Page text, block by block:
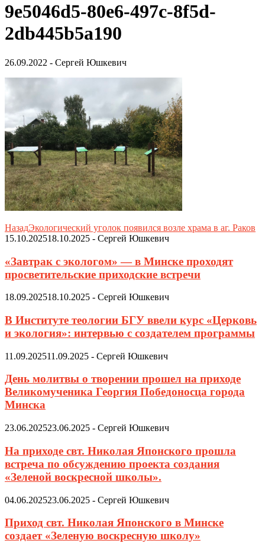
9e5046d5-80e6-497c-8f5d-
2db445b5a190
26.09.2022 - Сергей Юшкевич
НазадЭкологический уголок появился возле храма в аг. Раков
15.10.202518.10.2025 - Сергей Юшкевич
«Завтрак с экологом» — в Минске проходят
просветительские приходские встречи
18.09.202518.10.2025 - Сергей Юшкевич
В Институте теологии БГУ ввели курс «Церковь
и экология»: интервью с создателем программы
11.09.202511.09.2025 - Сергей Юшкевич
День молитвы о творении прошел на приходе
Великомученика Георгия Победоносца города
Минска
23.06.202523.06.2025 - Сергей Юшкевич
На приходе свт. Николая Японского прошла
встреча по обсуждению проекта создания
«Зеленой воскресной школы».
04.06.202523.06.2025 - Сергей Юшкевич
Приход свт. Николая Японского в Минске
создает «Зеленую воскресную школу»